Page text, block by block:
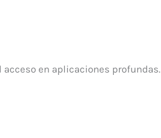
en aplicaciones profundas.